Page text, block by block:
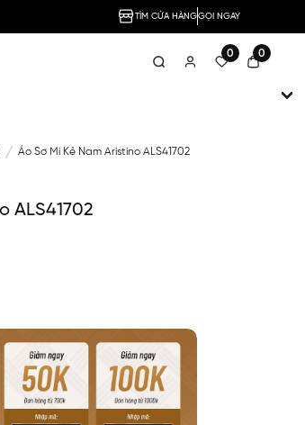
TÌM CỬA HÀNGGỌI NGAY
0 0
Áo Sơ Mi Kẻ Nam Aristino ALS41702
ALS41702